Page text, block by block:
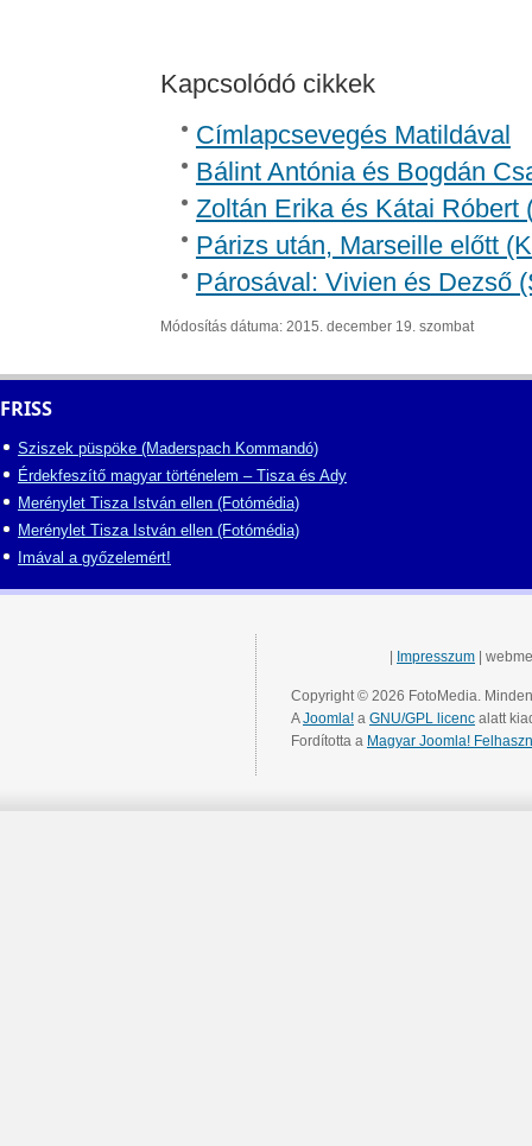
Kapcsolódó cikkek
Címlapcsevegés Matildával
Bálint Antónia és Bogdán
Zoltán Erika és Kátai Róbert
Párizs után, Marseille előtt
Párosával: Vivien és Dezső
Módosítás dátuma: 2015. december 19. szombat
FRISS
Sziszek püspöke (Maderspach Kommandó)
Érdekfeszítő magyar történelem – Tisza és Ady
Merénylet Tisza István ellen (Fotómédia)
Merénylet Tisza István ellen (Fotómédia)
Imával a győzelemért!
Impresszum |
Copyright © 2026 FotoMedia.
AJoomla! a GNU/GPL licenc alatt
Fordította a Magyar Joomla!